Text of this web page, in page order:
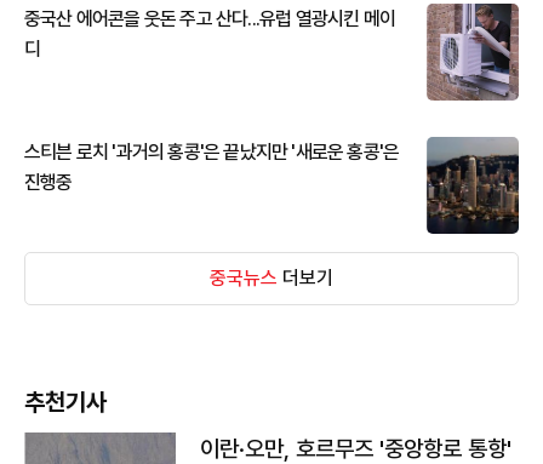
중국산 에어콘을 웃돈 주고 산다...유럽 열광시킨 메이
디
스티븐 로치 '과거의 홍콩'은 끝났지만 '새로운 홍콩'은
진행중
중국뉴스 더보기
추천기사
이란·오만, 호르무즈 '중앙항로 통항'